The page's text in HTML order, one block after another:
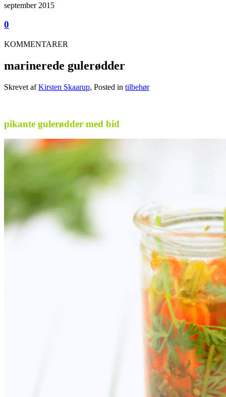
september 2015
0
KOMMENTARER
marinerede gulerødder
Skrevet afKirsten Skaarup, Posted in tilbehør
pikante gulerødder med bid